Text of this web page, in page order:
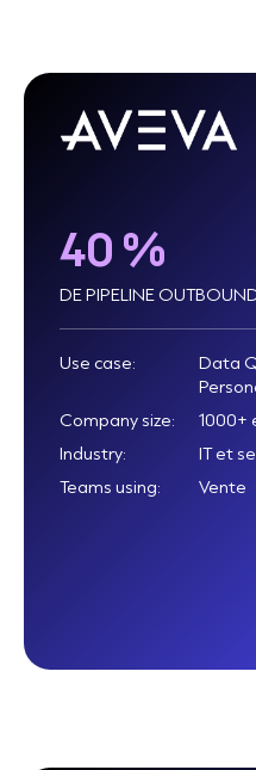
40 %
DE PIPELINE
Use case:
Data
Company size:
1000+
Industry:
IT et
Teams using:
Vente